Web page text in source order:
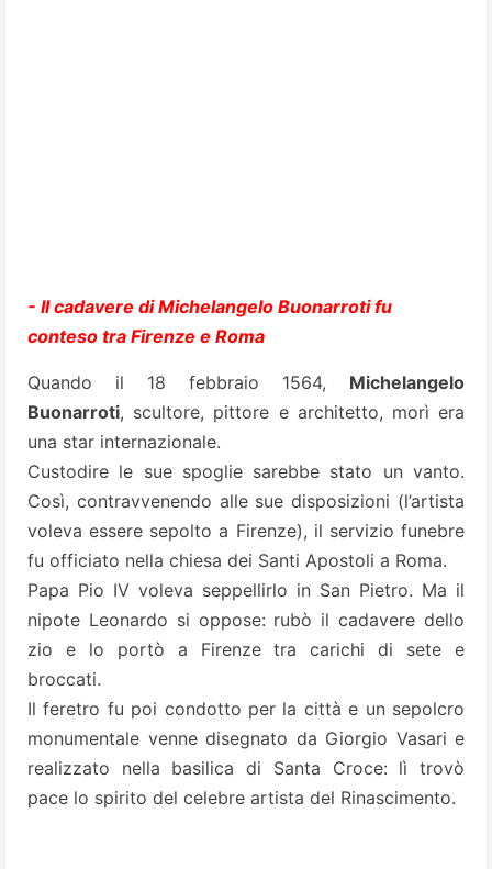
- Il cadavere di Michelangelo Buonarroti fu
conteso tra Firenze e Roma
Quando il 18 febbraio 1564, Michelangelo
Buonarroti, scultore, pittore e architetto, morì era
una star internazionale.
Custodire le sue spoglie sarebbe stato un vanto.
Così, contravvenendo alle sue disposizioni (l’artista
voleva essere sepolto a Firenze), il servizio funebre
fu officiato nella chiesa dei Santi Apostoli a Roma.
Papa Pio IV voleva seppellirlo in San Pietro. Ma il
nipote Leonardo si oppose: rubò il cadavere dello
zio e lo portò a Firenze tra carichi di sete e
broccati.
Il feretro fu poi condotto per la città e un sepolcro
monumentale venne disegnato da Giorgio Vasari e
realizzato nella basilica di Santa Croce: lì trovò
pace lo spirito del celebre artista del Rinascimento.